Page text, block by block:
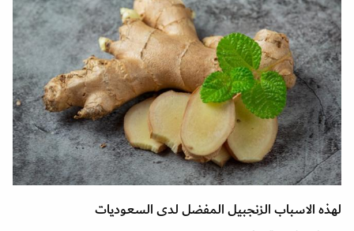
لهذه الاسباب الزنجبيل المفضل لدى السعوديات